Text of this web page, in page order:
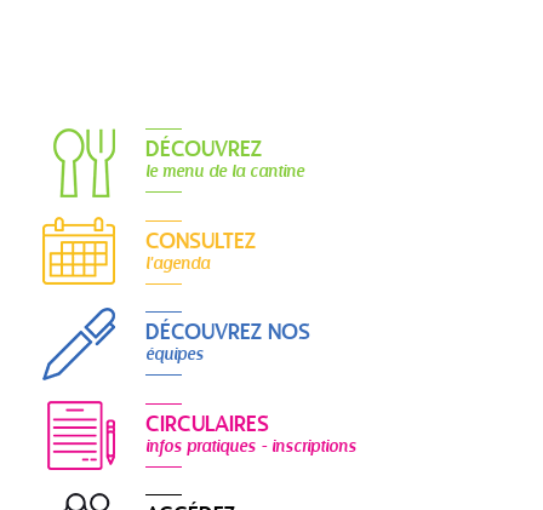
DÉCOUVREZ
le menu de la cantine
CONSULTEZ
l'agenda
DÉCOUVREZ NOS
équipes
CIRCULAIRES
infos pratiques - inscriptions